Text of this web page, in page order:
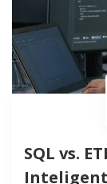
SQL vs.